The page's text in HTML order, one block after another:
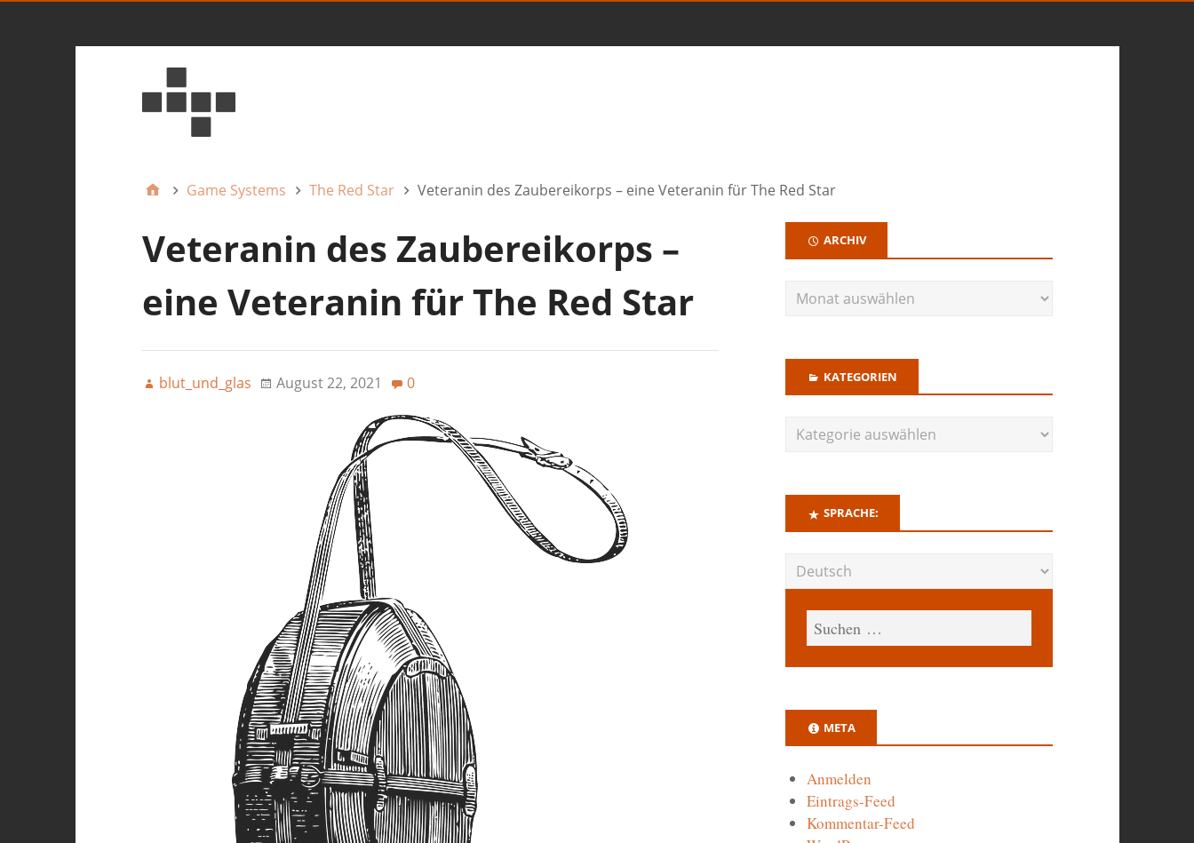
Game Systems The Red Star Veteranin des Zaubereikorps – eine Veteranin für The Red Star
Veteranin des Zaubereikorps –
eine Veteranin für The Red Star
blut_und_glas August 22, 2021 0
ARCHIV
KATEGORIEN
SPRACHE:
META
Anmelden
Eintrags-Feed
Kommentar-Feed